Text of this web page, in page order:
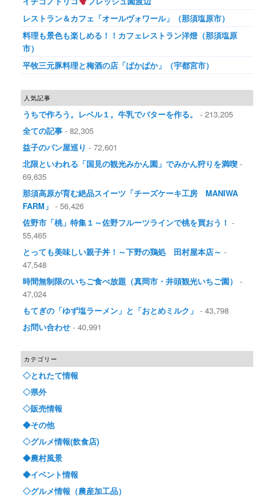
レストラン＆カフェ「オールヴォワール」（那須塩原市）
料理も景色も楽しめる！！カフェレストラン洋燈（那須塩原
市）
平牧三元豚料理と梅酒の店「ぱかぱか」（宇都宮市）
人気記事
うちで作ろう。レベル１。牛乳でバターを作る。
- 213,205
全ての記事 - 82,305
益子のパン屋巡り - 72,601
北限といわれる「国見の観光みかん園」でみかん狩りを満喫 -
69,635
那須高原が育む絶品スイーツ「チーズケーキ工房 MANIWA
FARM」 - 56,426
佐野市「桃」特集１～佐野フルーツラインで桃を買おう！ -
55,465
とっても美味しい親子丼！～下野の鶏処 田村屋本店～ -
47,548
時間無制限のいちご食べ放題（真岡市・井頭観光いちご園）
-
47,024
もてぎの「ゆず塩ラーメン」と「おとめミルク」 - 43,798
お問い合わせ - 40,991
カテゴリー
◇とれたて情報
◇県外
◇販売情報
◆その他
◇グルメ情報(飲食店)
◆農村風景
◆イベント情報
◇グルメ情報（農産加工品）